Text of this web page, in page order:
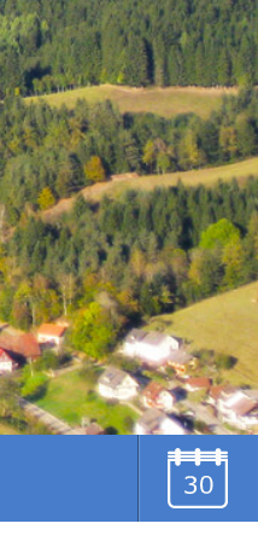
TERMINE